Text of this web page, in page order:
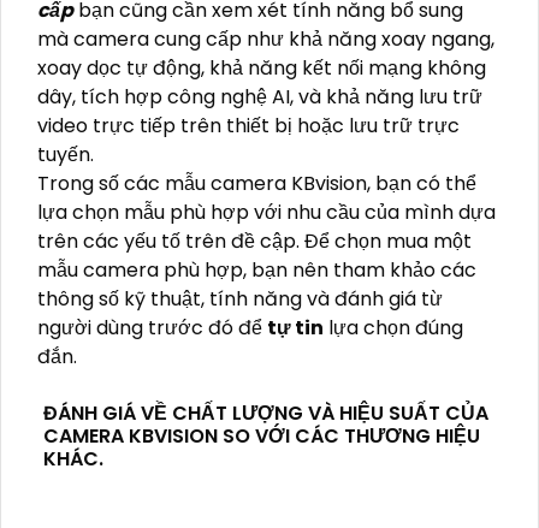
cấpbạn cũng cần xem xét tính năng bổ sung
mà camera cung cấp như khả năng xoay ngang,
xoay dọc tự động, khả năng kết nối mạng không
dây, tích hợp công nghệ AI, và khả năng lưu trữ
video trực tiếp trên thiết bị hoặc lưu trữ trực
tuyến.
Trong số các mẫu camera KBvision, bạn có thể
lựa chọn mẫu phù hợp với nhu cầu của mình dựa
trên các yếu tố trên đề cập. Để chọn mua một
mẫu camera phù hợp, bạn nên tham khảo các
thông số kỹ thuật, tính năng và đánh giá từ
người dùng trước đó để tự tin lựa chọn đúng
đắn.
ĐÁNH GIÁ VỀ CHẤT LƯỢNG VÀ HIỆU SUẤT CỦA
CAMERA KBVISION SO VỚI CÁC THƯƠNG HIỆU
KHÁC.